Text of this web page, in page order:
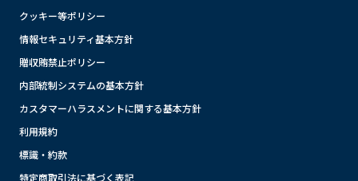
クッキー等ポリシー
情報セキュリティ基本方針
贈収賄禁止ポリシー
内部統制システムの基本方針
カスタマーハラスメントに関する基本方針
利用規約
標識・約款
特定商取引法に基づく表記